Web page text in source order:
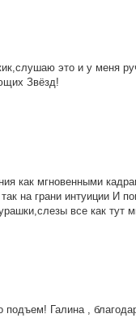
это и у меня
Звёзд!
как мгновенными
на грани интуиции И
все как тут
Галина ,